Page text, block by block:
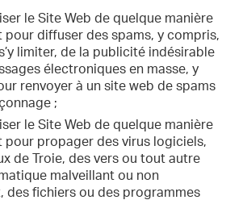
le Site Web de quelque manière
pour diffuser des spams, y compris,
limiter, de la publicité indésirable
électroniques en masse, y
renvoyer à un site web de spams
;
le Site Web de quelque manière
pour propager des virus logiciels,
de Troie, des vers ou tout autre
malveillant ou non
des fichiers ou des programmes